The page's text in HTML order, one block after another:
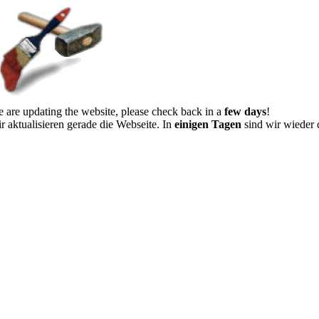
are updating the website, please check back in a few days!
aktualisieren gerade die Webseite. In einigen Tagen sind wir wieder